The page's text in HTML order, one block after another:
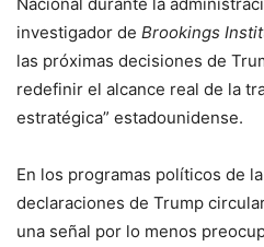
investigador de Brookings
las próximas decisiones de
redefinir el alcance real de la
estratégica” estadounidense.
En los programas políticos de
declaraciones de Trump
una señal por lo menos